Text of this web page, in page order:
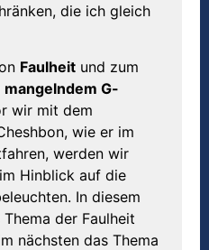
die ich gleich
Faulheit und zum
mangelndem G-
wir mit dem
wie er im
werden wir
Hinblick auf die
In diesem
der Faulheit
nächsten das Thema